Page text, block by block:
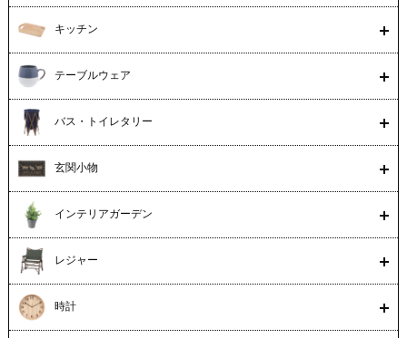
キッチン
テーブルウェア
バス・トイレタリー
玄関小物
インテリアガーデン
レジャー
時計